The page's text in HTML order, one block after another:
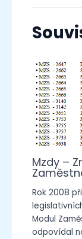
Mzdy –
Rok 2008
Modul
odpovídal